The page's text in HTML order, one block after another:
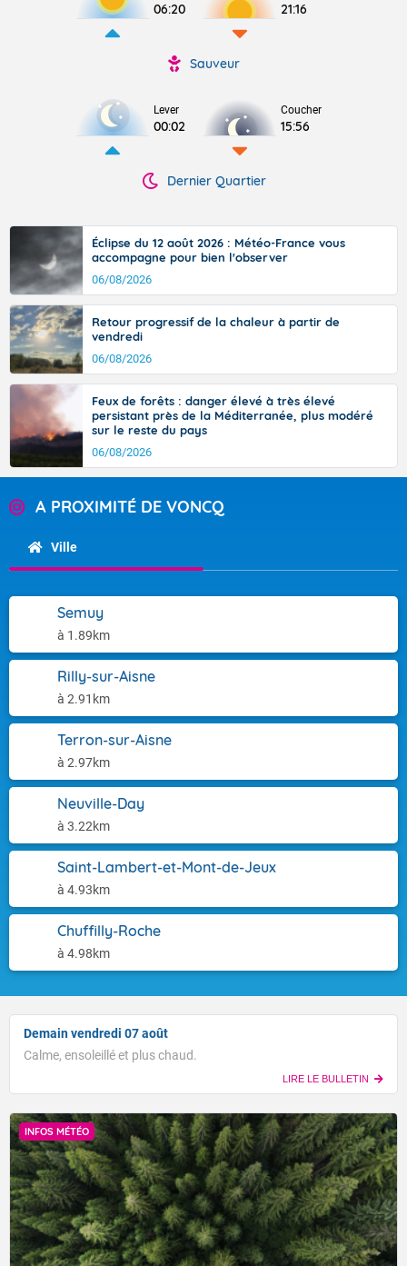
06:20 21:16
Sauveur
Lever
00:02
Coucher
15:56
Dernier Quartier
Éclipse du 12 août 2026 : Météo-France vous
accompagne pour bien l'observer
06/08/2026
Retour progressif de la chaleur à partir de
vendredi
06/08/2026
Feux de forêts : danger élevé à très élevé
persistant près de la Méditerranée, plus modéré
sur le reste du pays
06/08/2026
A PROXIMITÉ DE VONCQ
Ville
Semuy
à 1.89km
Rilly-sur-Aisne
à 2.91km
Terron-sur-Aisne
à 2.97km
Neuville-Day
à 3.22km
Saint-Lambert-et-Mont-de-Jeux
à 4.93km
Chuffilly-Roche
à 4.98km
Demain vendredi 07 août
Calme, ensoleillé et plus chaud.
LIRE LE BULLETIN
INFOS MÉTÉO